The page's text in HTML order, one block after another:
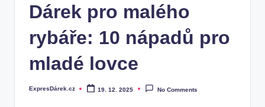
Dárek pro malého
rybáře: 10 nápadů pro
mladé lovce
Posted
ExpresDárek.cz 19. 12. 2025 No Comments